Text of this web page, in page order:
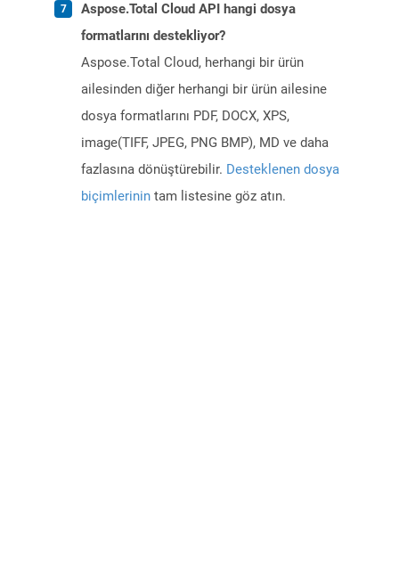
Aspose.Total Cloud API hangi dosya
formatlarını destekliyor?
Aspose.Total Cloud, herhangi bir ürün
ailesinden diğer herhangi bir ürün ailesine
dosya formatlarını PDF, DOCX, XPS,
image(TIFF, JPEG, PNG BMP), MD ve daha
fazlasına dönüştürebilir. Desteklenen dosya
biçimlerinin tam listesine göz atın.